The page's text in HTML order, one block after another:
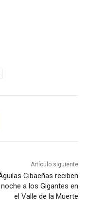
Artículo siguiente
Cibaeñas reciben
a los Gigantes en
el Valle de la Muerte